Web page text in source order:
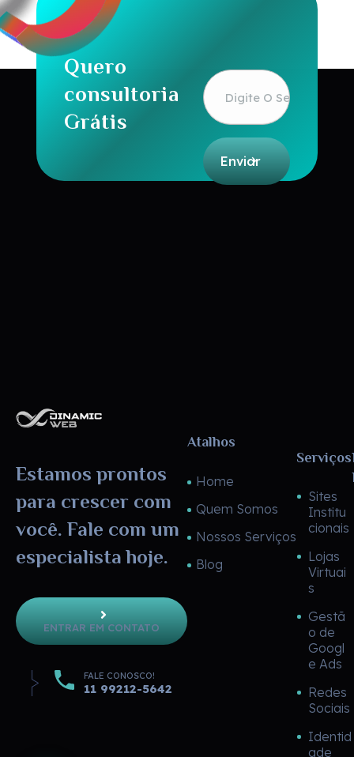
Quero
consultoria
Grátis
Estamos prontos
para crescer com
você. Fale com um
especialista hoje.
ENTRAR EM CONTATO
FALE CONOSCO!
11 99212-5642
Atalhos
Home
Quem Somos
Nossos Serviços
Blog
Serviços
Sites
Institu
cionais
Lojas
Virtuai
s
Gestã
o de
Googl
e Ads
Redes
Sociais
Identid
ade